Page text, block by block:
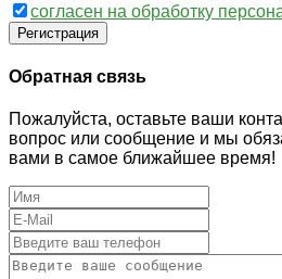
согласен на обработку
Регистрация
Обратная связь
Пожалуйста, оставьте ваши
вопрос или сообщение и мы
вами в самое ближайшее время!